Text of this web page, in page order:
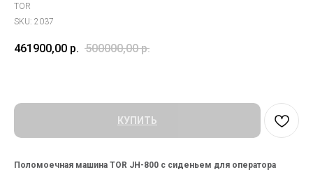
TOR
SKU: 2037
461900,00 р. 500000,00 р.
КУПИТЬ
Поломоечная машина TOR JH-800 с сиденьем для оператора